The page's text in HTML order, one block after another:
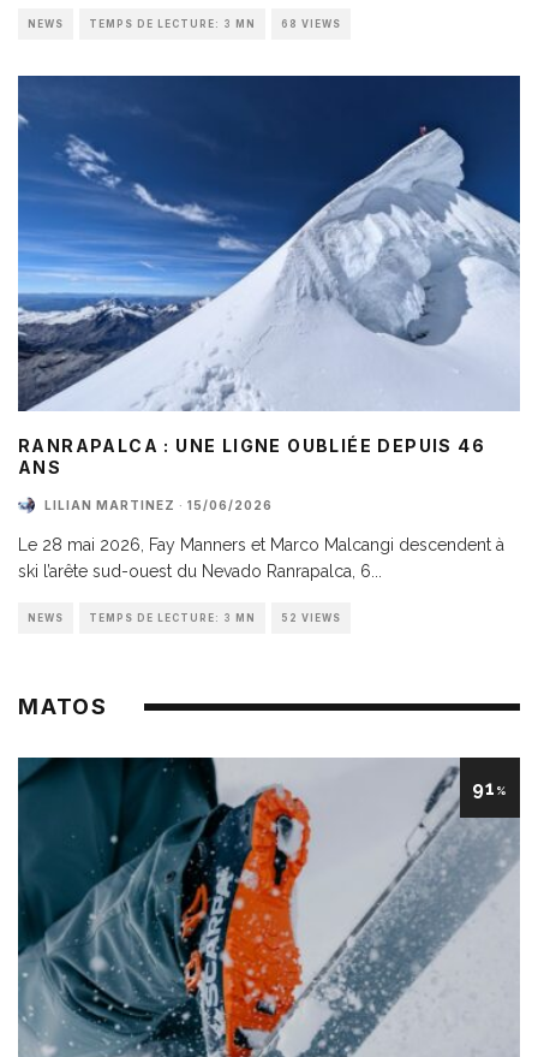
NEWS TEMPS DE LECTURE: 3 MN 68 VIEWS
RANRAPALCA : UNE LIGNE OUBLIÉE DEPUIS 46
ANS
LILIAN MARTINEZ · 15/06/2026
Le 28 mai 2026, Fay Manners et Marco Malcangi descendent à
ski l’arête sud-ouest du Nevado Ranrapalca, 6
NEWS TEMPS DE LECTURE: 3 MN 52 VIEWS
MATOS
91 %